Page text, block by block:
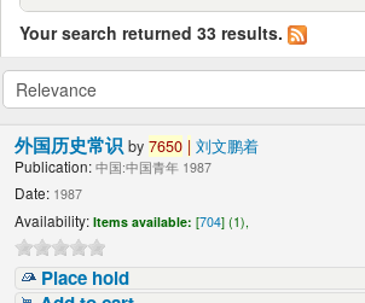
Your search returned 33 results.
外国历史常识by7650 | 刘文鹏着
Publication: 中国:中国青年 1987
Date: 1987
Availability: Items available: [704] (1),
Place hold